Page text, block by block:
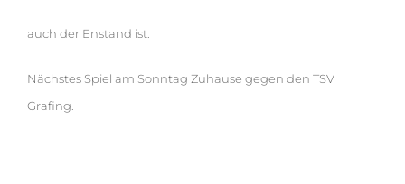
auch der Enstand ist.
Nächstes Spiel am Sonntag Zuhause gegen den TSV
Grafing.